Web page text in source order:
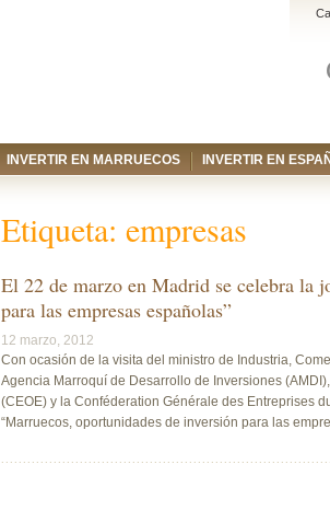
INVERTIR EN MARRUECOS INVERTIR EN
Etiqueta: empresas
El 22 de marzo en Madrid se celebra la
para las empresas españolas”
12 marzo, 2012
Con ocasión de la visita del ministro de Industria,
Agencia Marroquí de Desarrollo de Inversiones
(CEOE) y la Conféderation Générale des Entreprises
“Marruecos, oportunidades de inversión para las